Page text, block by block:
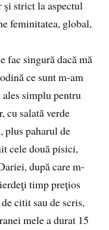
şi strict la aspectul
feminitatea, global,
fac singură dacă mă
ce sunt m-am
simplu pentru
cu salată verde
plus paharul de
cele două pisici,
după care m-
timp preţios
citit sau de scris,
mele a durat 15